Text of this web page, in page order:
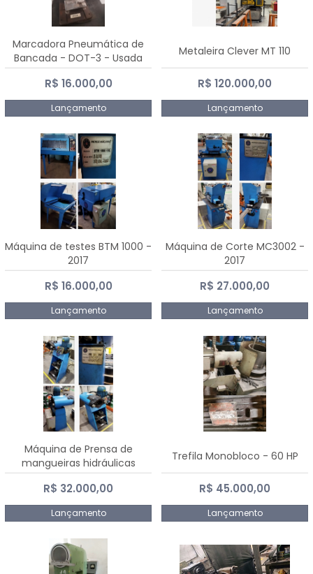
Marcadora Pneumática de
Bancada - DOT-3 - Usada
R$ 16.000,00
Lançamento
Metaleira Clever MT 110
R$ 120.000,00
Lançamento
Máquina de testes BTM 1000 -
2017
R$ 16.000,00
Lançamento
Máquina de Corte MC3002 -
2017
R$ 27.000,00
Lançamento
Máquina de Prensa de
mangueiras hidráulicas
PE50TF - 2017
R$ 32.000,00
Lançamento
Trefila Monobloco - 60 HP
R$ 45.000,00
Lançamento